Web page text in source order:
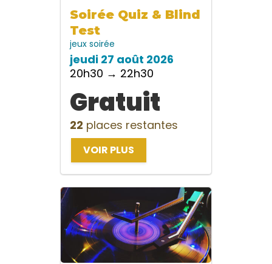
Soirée Quiz & Blind
Test
jeux soirée
jeudi 27 août 2026
20h30 → 22h30
Gratuit
22 places restantes
VOIR PLUS